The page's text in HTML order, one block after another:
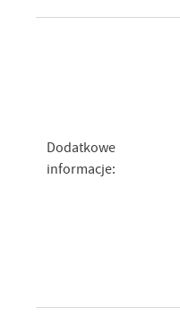
Dodatkowe
informacje: